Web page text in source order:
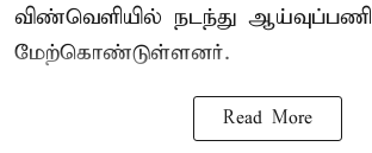
விண்வெளியில் நடந்து ஆய்வுப்பணி
மேற்கொண்டுள்ளனர்.
Read More